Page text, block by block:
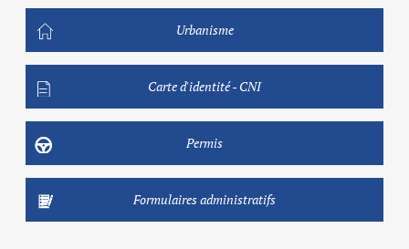
Urbanisme
Carte d'identité - CNI
Permis
Formulaires administratifs